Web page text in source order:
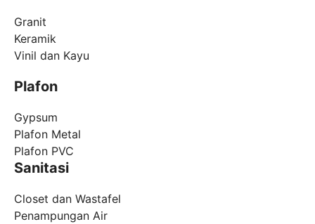
Granit
Keramik
Vinil dan Kayu
Plafon
Gypsum
Plafon Metal
Plafon PVC
Sanitasi
Closet dan Wastafel
Penampungan Air